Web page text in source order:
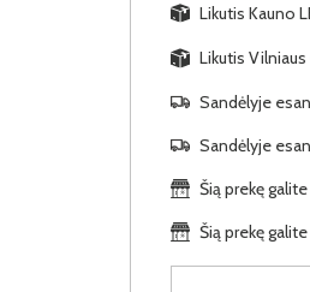
Likutis Kauno
Likutis
Sandėlyje
Sandėlyje
Šią prekę
Šią prekę